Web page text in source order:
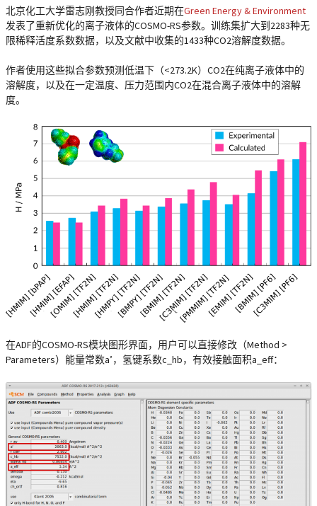
北京化工大学雷志刚教授同合作者近期在Green Energy & Environment
发表了重新优化的离子液体的COSMO-RS参数。训练集扩大到2283种无
限稀释活度系数数据，以及文献中收集的1433种CO2溶解度数据。
作者使用这些拟合参数预测低温下（<273.2K）CO2在纯离子液体中的
溶解度，以及在一定温度、压力范围内CO2在混合离子液体中的溶解
度。
在ADF的COSMO-RS模块图形界面，用户可以直接修改（Method >
Parameters）能量常数a’，氢键系数c_hb，有效接触面积a_eff：